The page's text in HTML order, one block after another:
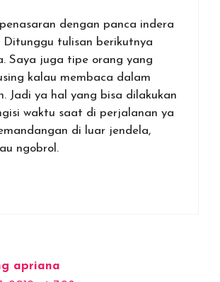
dengan panca indera
Ditunggu tulisan berikutnya
Saya juga tipe orang yang
kalau membaca dalam
Jadi ya hal yang bisa dilakukan
waktu saat di perjalanan ya
di luar jendela,
ngobrol.
apriana